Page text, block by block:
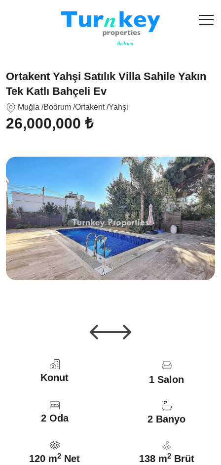
Ortakent Yahşi Satılık Villa Sahile Yakın
Tek Katlı Bahçeli Ev
Muğla /Bodrum /Ortakent /Yahşi
26,000,000 ₺
Konut 1 Salon
2 Oda 2 Banyo
120 m2 Net 138 m2Brüt